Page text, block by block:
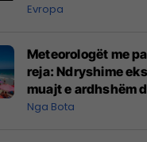
Evropa
Meteorologët me
reja: Ndryshime
muajt e ardhshëm
pazakontë
Nga Bota